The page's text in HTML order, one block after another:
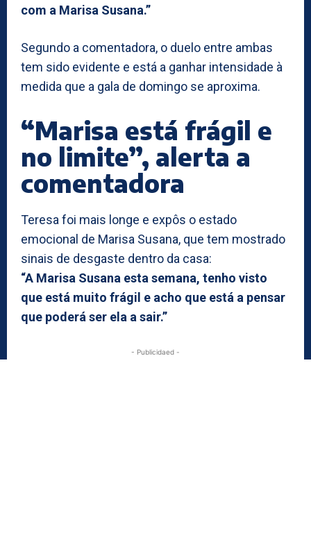
com a Marisa Susana.”
Segundo a comentadora, o duelo entre ambas
tem sido evidente e está a ganhar intensidade à
medida que a gala de domingo se aproxima.
“Marisa está frágil e
no limite”, alerta a
comentadora
Teresa foi mais longe e expôs o estado
emocional de Marisa Susana, que tem mostrado
sinais de desgaste dentro da casa:
“A Marisa Susana esta semana, tenho visto
que está muito frágil e acho que está a pensar
que poderá ser ela a sair.”
- Publicidaed -